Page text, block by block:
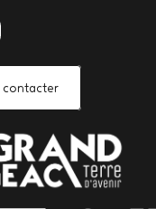
de
Instagram de
contacter